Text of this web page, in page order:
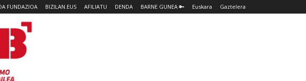
FUNDAZIOA BIZILAN.EUS AFILIATU DENDA BARNE GUNEA 🔑 Euskara Gaztelera